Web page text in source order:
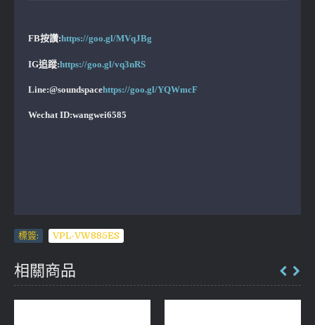
FB按讚:https://goo.gl/MVqJBg
IG追蹤:https://goo.gl/vq3nRS
Line:@soundspacehttps://goo.gl/YQWmcF
Wechat ID:wangwei6585
標簽: VPL-VW885ES
相關商品